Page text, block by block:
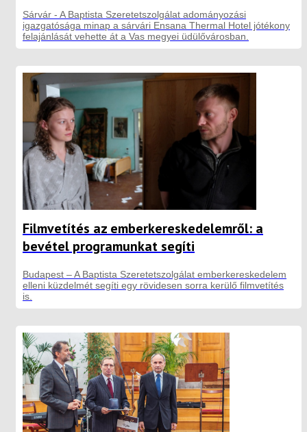
Sárvár - A Baptista Szeretetszolgálat adományozási
igazgatósága minap a sárvári Ensana Thermal Hotel jótékony
felajánlását vehette át a Vas megyei üdülővárosban.
Filmvetítés az emberkereskedelemről: a
bevétel programunkat segíti
Budapest – A Baptista Szeretetszolgálat emberkereskedelem
elleni küzdelmét segíti egy rövidesen sorra kerülő filmvetítés
is.